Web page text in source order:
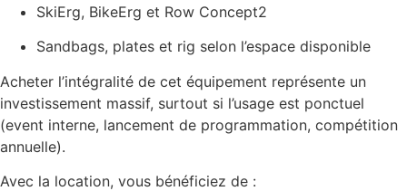
SkiErg, BikeErg et Row Concept2
Sandbags, plates et rig selon l’espace disponible
Acheter l’intégralité de cet équipement représente un
investissement massif, surtout si l’usage est ponctuel
(event interne, lancement de programmation, compétition
annuelle).
Avec la location, vous bénéficiez de :